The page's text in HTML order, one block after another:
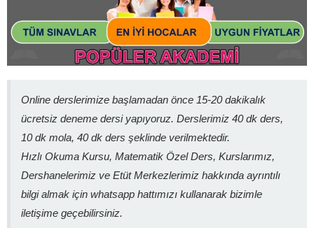
Online derslerimize başlamadan önce 15-20 dakikalık
ücretsiz deneme dersi yapıyoruz. Derslerimiz 40 dk ders,
10 dk mola, 40 dk ders şeklinde verilmektedir.
Hızlı Okuma Kursu, Matematik Özel Ders, Kurslarımız,
Dershanelerimiz ve Etüt Merkezlerimiz hakkında ayrıntılı
bilgi almak için whatsapp hattımızı kullanarak bizimle
iletişime geçebilirsiniz.